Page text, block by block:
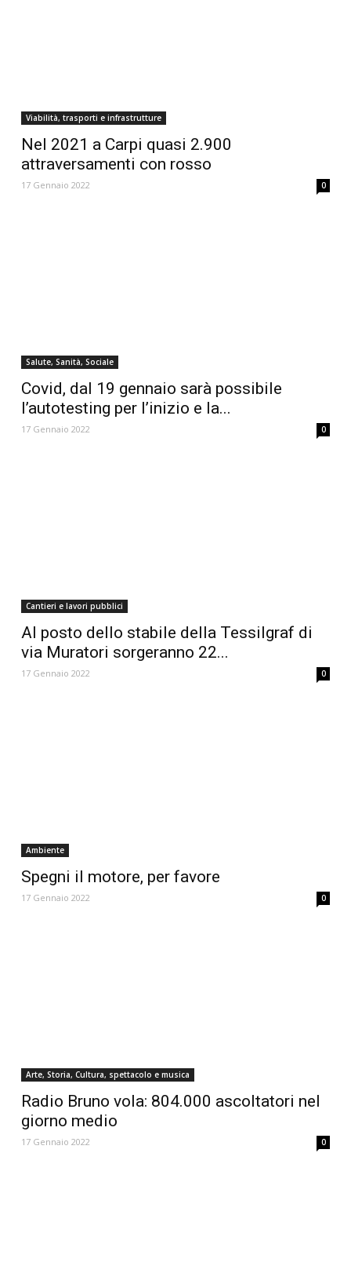
Viabilità, trasporti e infrastrutture
Nel 2021 a Carpi quasi 2.900
attraversamenti con rosso
17 Gennaio 2022 0
Salute, Sanità, Sociale
Covid, dal 19 gennaio sarà possibile
l’autotesting per l’inizio e la...
17 Gennaio 2022 0
Cantieri e lavori pubblici
Al posto dello stabile della Tessilgraf di
via Muratori sorgeranno 22...
17 Gennaio 2022 0
Ambiente
Spegni il motore, per favore
17 Gennaio 2022 0
Arte, Storia, Cultura, spettacolo e musica
Radio Bruno vola: 804.000 ascoltatori nel
giorno medio
17 Gennaio 2022 0